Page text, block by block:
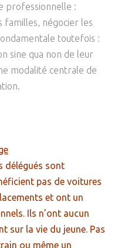
professionnelle :
familles, négocier les
toutefois :
sine qua non de leur
modalité centrale de
délégués sont
pas de voitures
et ont un
Ils n’ont aucun
sur la vie du jeune. Pas
ou même un